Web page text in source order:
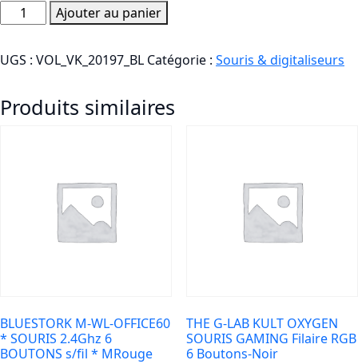
quantité
de
VK-
WT
Ajouter au panier
UGS : VOL_VK_20197_BL Catégorie : Souris & digitaliseurs
Produits similaires
BLUESTORK M-WL-OFFICE60
* SOURIS 2.4Ghz 6
BOUTONS s/fil * MRouge
THE G-LAB KULT OXYGEN
SOURIS GAMING Filaire RGB
6 Boutons-Noir